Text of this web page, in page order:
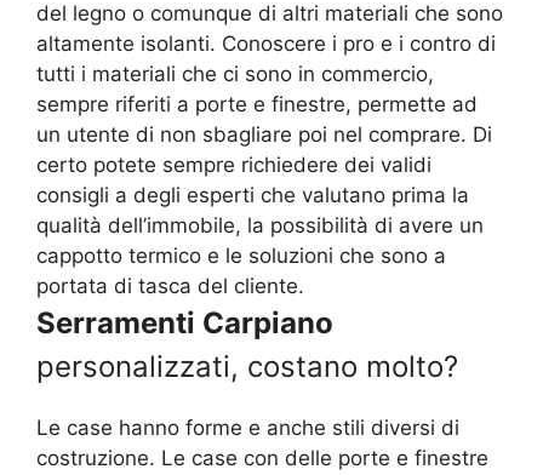
del legno o comunque di altri materiali che sono
altamente isolanti. Conoscere i pro e i contro di
tutti i materiali che ci sono in commercio,
sempre riferiti a porte e finestre, permette ad
un utente di non sbagliare poi nel comprare. Di
certo potete sempre richiedere dei validi
consigli a degli esperti che valutano prima la
qualità dell’immobile, la possibilità di avere un
cappotto termico e le soluzioni che sono a
portata di tasca del cliente.
Serramenti Carpiano
personalizzati, costano molto?
Le case hanno forme e anche stili diversi di
costruzione. Le case con delle porte e finestre